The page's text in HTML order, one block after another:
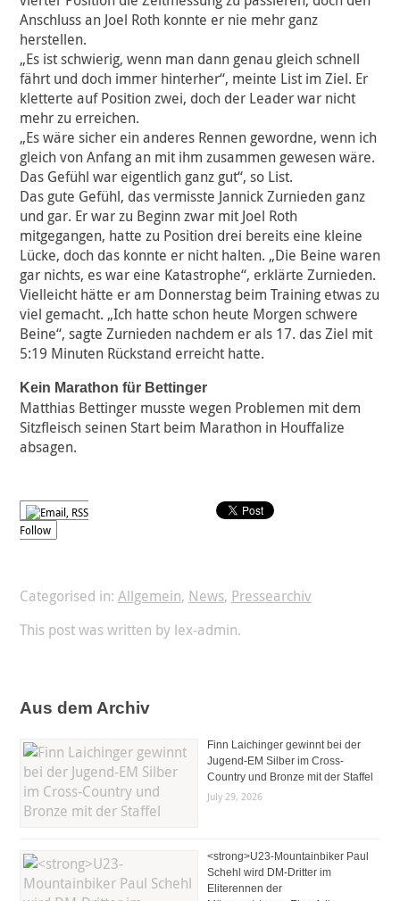
Anschluss an Joel Roth konnte er nie mehr ganz
herstellen.
„Es ist schwierig, wenn man dann genau gleich schnell
fährt und doch immer hinterher“, meinte List im Ziel. Er
kletterte auf Position zwei, doch der Leader war nicht
mehr zu erreichen.
„Es wäre sicher ein anderes Rennen gewordne, wenn ich
gleich von Anfang an mit ihm zusammen gewesen wäre.
Das Gefühl war eigentlich ganz gut“, so List.
Das gute Gefühl, das vermisste Jannick Zurnieden ganz
und gar. Er war zu Beginn zwar mit Joel Roth
mitgegangen, hatte zu Position drei bereits eine kleine
Lücke, doch das konnte er nicht halten. „Die Beine waren
gar nichts, es war eine Katastrophe“, erklärte Zurnieden.
Vielleicht hätte er am Donnerstag beim Training etwas zu
viel gemacht. „Ich hatte schon heute Morgen schwere
Beine“, sagte Zurnieden nachdem er als 17. das Ziel mit
5:19 Minuten Rückstand erreicht hatte.
Kein Marathon für Bettinger
Matthias Bettinger musste wegen Problemen mit dem
Sitzfleisch seinen Start beim Marathon in Houffalize
absagen.
Follow
Categorised in: Allgemein, News, Pressearchiv
This post was written by lex-admin.
Aus dem Archiv
Finn Laichinger gewinnt bei der
Jugend-EM Silber im Cross-
Country und Bronze mit der Staffel
July 29, 2026
<strong>U23-Mountainbiker Paul
Schehl wird DM-Dritter im
Eliterennen der